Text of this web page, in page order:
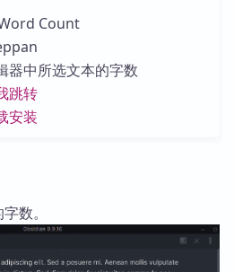
Count
器中所选文本的字数
跳转
安装
数。